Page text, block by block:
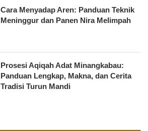
Cara Menyadap Aren: Panduan Teknik
Meninggur dan Panen Nira Melimpah
Prosesi Aqiqah Adat Minangkabau:
Panduan Lengkap, Makna, dan Cerita
Tradisi Turun Mandi